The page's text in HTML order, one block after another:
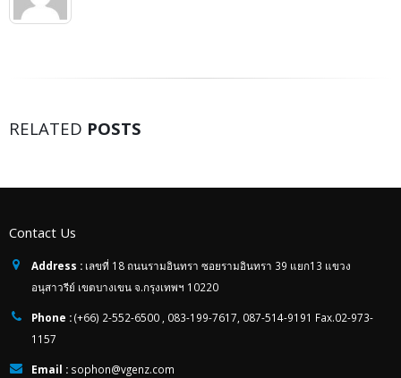
RELATED POSTS
Contact Us
Address : เลขที่ 18 ถนนรามอินทรา ซอยรามอินทรา 39 แยก13 แขวง
อนุสาวรีย์ เขตบางเขน จ.กรุงเทพฯ 10220
Phone :(+66) 2-552-6500 , 083-199-7617, 087-514-9191 Fax.02-973-
1157
Email : sophon@vgenz.com